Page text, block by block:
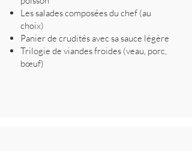
Les salades composées du chef (au
choix)
Panier de crudités avec sa sauce légère
Trilogie de viandes froides (veau, porc,
bœuf)